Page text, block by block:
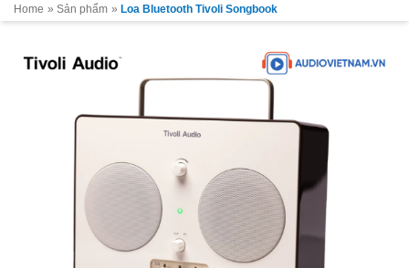
Home » Sản phẩm » Loa Bluetooth Tivoli Songbook